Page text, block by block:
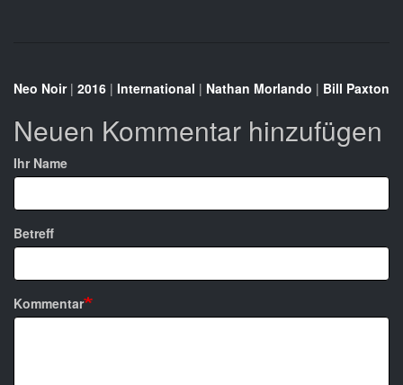
Neo Noir| 2016 | International | Nathan Morlando | Bill Paxton
Neuen Kommentar hinzufügen
Ihr Name
Betreff
Kommentar